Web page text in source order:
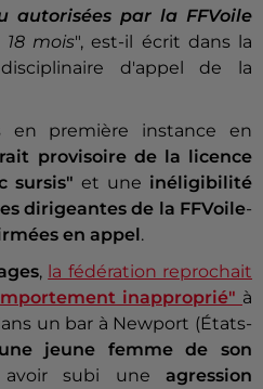
autorisées par la FFVoile
mois", est-il écrit dans la
d'appel de la
en première instance en
provisoire de la licence
sursis" et une inéligibilité
dirigeantes de la FFVoile-
en appel .
, la fédération reprochait
inapproprié" à
un bar à Newport (États-
une jeune femme de son
subi une agression